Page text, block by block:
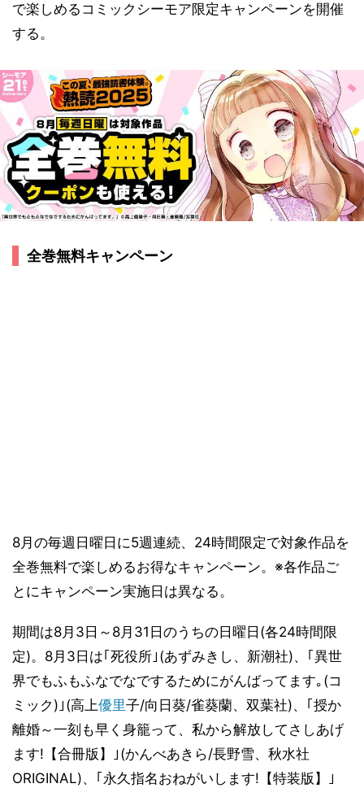
で楽しめるコミックシーモア限定キャンペーンを開催
する。
全巻無料キャンペーン
8月の毎週日曜日に5週連続、24時間限定で対象作品を
全巻無料で楽しめるお得なキャンペーン。※各作品ご
とにキャンペーン実施日は異なる。
期間は8月3日～8月31日のうちの日曜日(各24時間限
定)。8月3日は｢死役所｣(あずみきし、新潮社)、｢異世
界でもふもふなでなでするためにがんばってます｡(コ
ミック)｣(高上優里子/向日葵/雀葵蘭、双葉社)、｢授か
離婚～一刻も早く身籠って、私から解放してさしあげ
ます!【合冊版】｣(かんべあきら/長野雪、秋水社
ORIGINAL)、｢永久指名おねがいします!【特装版】｣